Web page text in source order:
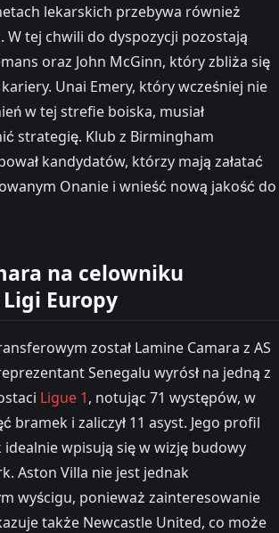
lekarskich przebywa również
W tej chwili do dyspozycji pozostają
oraz John McGinn, który zbliża się
Unai Emery, który wcześniej nie
w tej strefie boiska, musiał
strategię. Klub z Birmingham
kandydatów, którzy mają załatać
Onanie i wnieść nową jakość do
na celowniku
Europy
został Lamine Camara z AS
Senegalu wyrósł na jedną z
Ligue 1, notując 71 występów, w
bramek i zaliczył 11 asyst. Jego profil
wpisują się w wizję budowy
Aston Villa nie jest jednak
wyścigu, ponieważ zainteresowanie
także Newcastle United, co może